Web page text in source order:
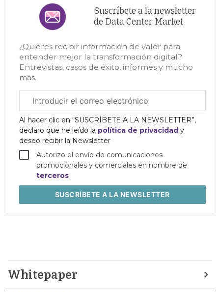
Suscríbete a la newsletter
de Data Center Market
¿Quieres recibir información de valor para
entender mejor la transformación digital?
Entrevistas, casos de éxito, informes y mucho
más.
electrónico
corporativo
Al hacer clic en “SUSCRÍBETE A LA NEWSLETTER”,
declaro que he leído la política de privacidad y
deseo recibir la Newsletter
Autorizo el envío de comunicaciones
promocionales y comerciales en nombre de
terceros
SUSCRÍBETEA LA NEWSLETTER
Whitepaper